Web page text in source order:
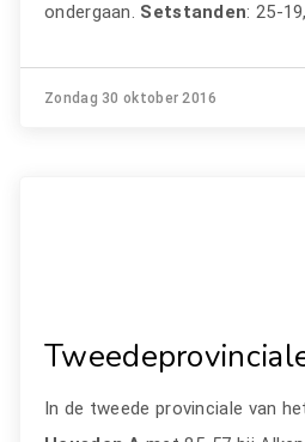
ondergaan. Setstanden: 25-
Zondag 30 oktober 2016
In de tweede provinciale van